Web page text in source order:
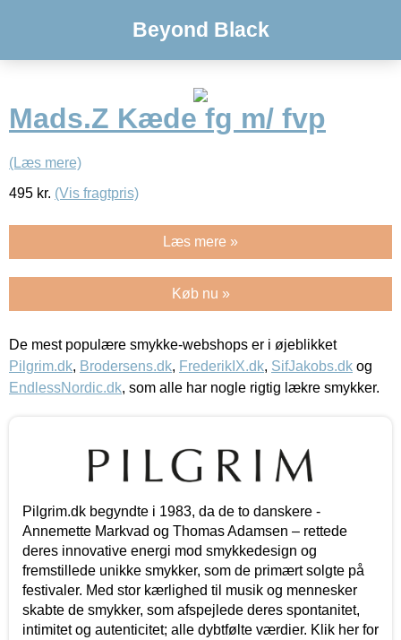
Beyond Black
Mads.Z Kæde fg m/ fvp
(Læs mere)
495 kr. (Vis fragtpris)
Læs mere »
Køb nu »
De mest populære smykke-webshops er i øjeblikket
Pilgrim.dk, Brodersens.dk, FrederikIX.dk, SifJakobs.dk og
EndlessNordic.dk, som alle har nogle rigtig lækre smykker.
Pilgrim.dk begyndte i 1983, da de to danskere -
Annemette Markvad og Thomas Adamsen – rettede
deres innovative energi mod smykkedesign og
fremstillede unikke smykker, som de primært solgte på
festivaler. Med stor kærlighed til musik og mennesker
skabte de smykker, som afspejlede deres spontanitet,
intimitet og autenticitet; alle dybtfølte værdier. Klik her for